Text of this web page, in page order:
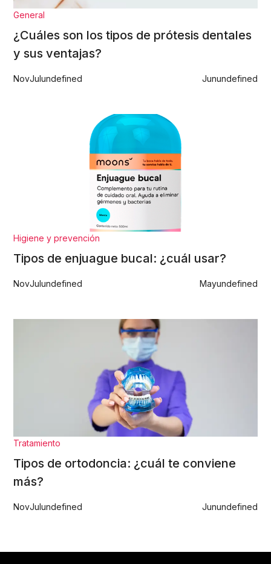
General
¿Cuáles son los tipos de prótesis dentales
y sus ventajas?
NovJulundefined Junundefined
Higiene y prevención
Tipos de enjuague bucal: ¿cuál usar?
NovJulundefined Mayundefined
Tratamiento
Tipos de ortodoncia: ¿cuál te conviene
más?
NovJulundefined Junundefined